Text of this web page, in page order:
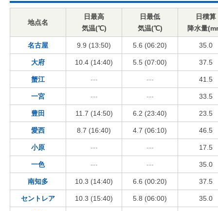
地点名
日最高
気温(℃)
日最低
気温(℃)
日積算
降水量
名古屋 9.9 (13:50) 5.6 (06:20) 35.0
大府 10.4 (14:40) 5.5 (07:00) 37.5
蟹江 --- --- 41.5
一宮 --- --- 33.5
豊田 11.7 (14:50) 6.2 (23:40) 23.5
愛西 8.7 (16:40) 4.7 (06:10) 46.5
小原 --- --- 17.5
一色 --- --- 35.0
南知多 10.3 (14:40) 6.6 (00:20) 37.5
セントレア 10.3 (15:40) 5.8 (06:00) 35.0